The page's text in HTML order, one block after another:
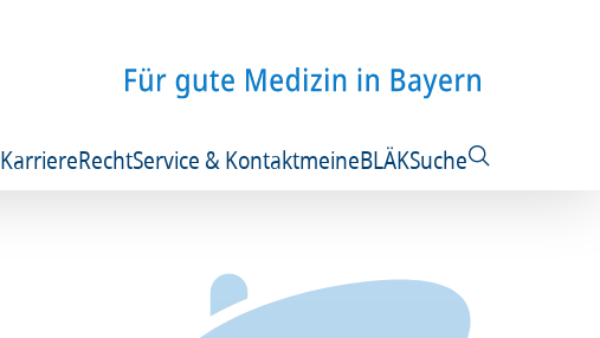
KarriereRechtService & KontaktmeineBLÄKSuche